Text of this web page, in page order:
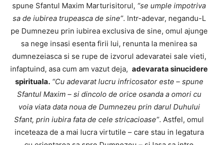
spune Sfantul Maxim Marturisitorul, “se umple impotriva
sa de iubirea trupeasca de sine”. Intr-adevar, negandu-L
pe Dumnezeu prin iubirea exclusiva de sine, omul ajunge
sa nege insasi esenta firii lui, renunta la menirea sa
dumnezeiasca si se rupe de izvorul adevaratei sale vieti,
infaptuind, asa cum am vazut deja, adevarata sinucidere
spirituala. “Cu adevarat lucru infricosator este – spune
Sfantul Maxim – si dincolo de orice osanda a omori cu
voia viata data noua de Dumnezeu prin darul Duhului
Sfant, prin iubira fata de cele stricacioase”. Astfel, omul
inceteaza de a mai lucra virtutile – care stau in legatura